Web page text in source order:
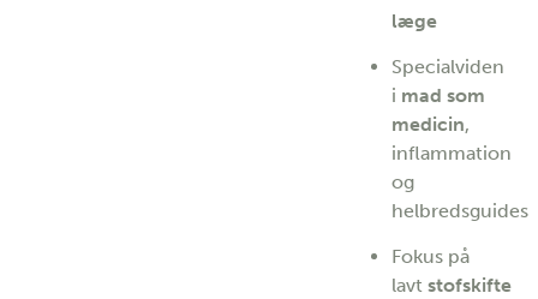
læge
Specialviden
i mad som
medicin,
inflammation
og
helbredsguides
Fokus på
lavt stofskifte